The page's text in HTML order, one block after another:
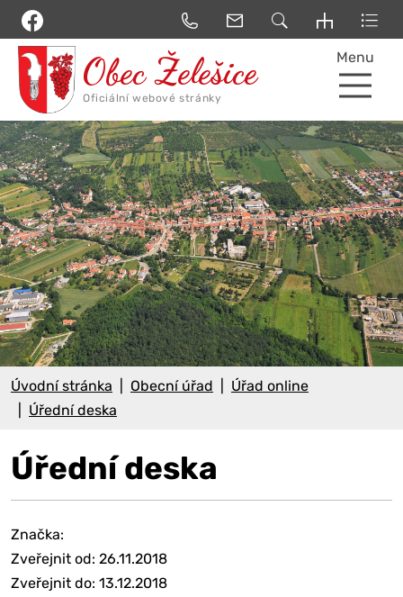
Menu
Úvodní stránka Obecní úřad
Úřad online
Úřední deska
Úřední deska
Značka:
Zveřejnit od: 26.11.2018
Zveřejnit do: 13.12.2018